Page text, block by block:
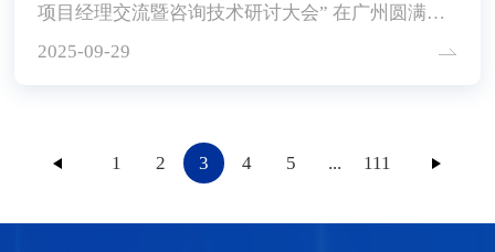
项目经理交流暨咨询技术研讨大会” 在广州圆满落
幕。集团董事长&amp;首席顾问胡八一博士携全国
讨，为提升专业服务能力、探索行业解决方案注入
新动能。
2025-09-29
1 2 3 4 5 ... 111